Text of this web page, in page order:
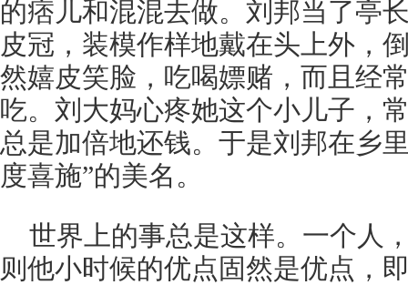
的痞儿和混混去做。刘邦当了亭
皮冠，装模作样地戴在头上外，
然嬉皮笑脸，吃喝嫖赌，而且经
吃。刘大妈心疼她这个小儿子，
总是加倍地还钱。于是刘邦在乡
度喜施”的美名。
世界上的事总是这样。一个人
则他小时候的优点固然是优点，